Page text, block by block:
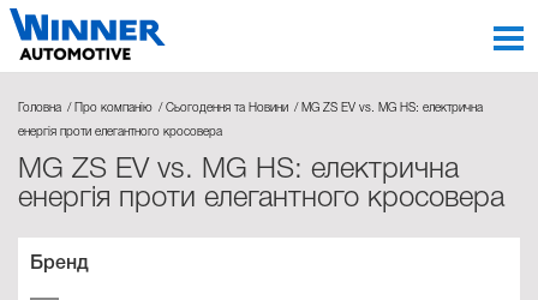
Головна Про компанію Сьогодення та Новини MG ZS EV vs. MG HS: електрична
енергія проти елегантного кросовера
MG ZS EV vs. MG HS: електрична
енергія проти елегантного кросовера
Бренд